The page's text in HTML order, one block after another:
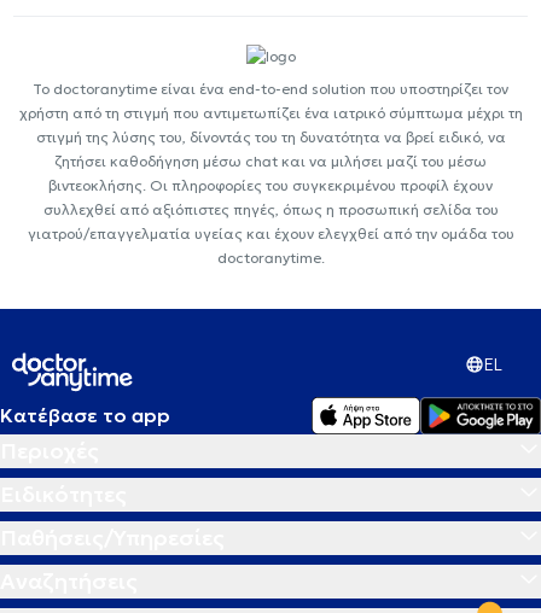
Το doctoranytime είναι ένα end-to-end solution που υποστηρίζει τον
χρήστη από τη στιγμή που αντιμετωπίζει ένα ιατρικό σύμπτωμα μέχρι τη
στιγμή της λύσης του, δίνοντάς του τη δυνατότητα να βρεί ειδικό, να
ζητήσει καθοδήγηση μέσω chat και να μιλήσει μαζί του μέσω
βιντεοκλήσης. Οι πληροφορίες του συγκεκριμένου προφίλ έχουν
συλλεχθεί από αξιόπιστες πηγές, όπως η προσωπική σελίδα του
γιατρού/επαγγελματία υγείας και έχουν ελεγχθεί από την ομάδα του
doctoranytime.
EL
Κατέβασε το app